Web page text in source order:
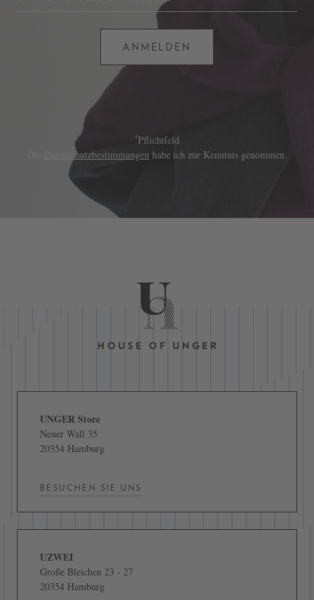
ANMELDEN
*Pflichtfeld
Datenschutzbestimmungen habe ich zur Kenntnis genommen.
UNGER Store
Neuer Wall 35
20354 Hamburg
BESUCHEN SIE UNS
UZWEI
Große Bleichen 23 - 27
20354 Hamburg